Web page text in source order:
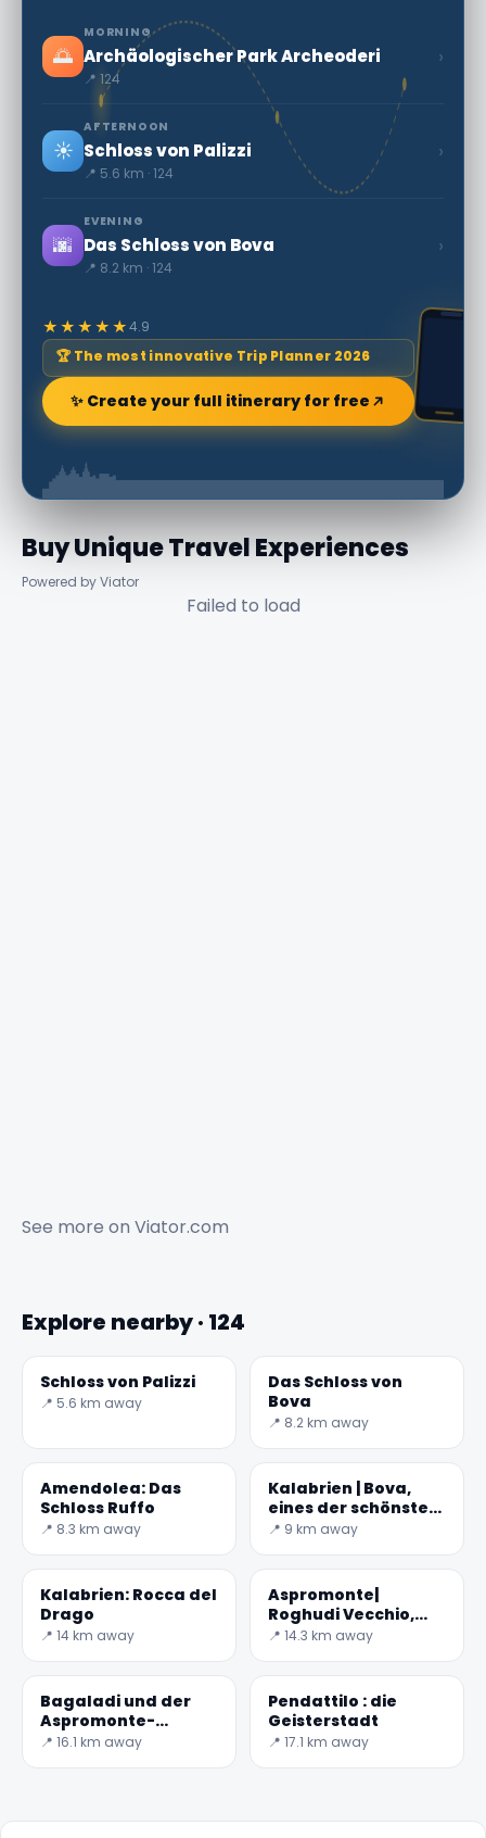
🌅
MORNING
Archäologischer Park Archeoderi
📍 124
›
☀️
AFTERNOON
Schloss von Palizzi
📍 5.6 km · 124
›
🌆
EVENING
Das Schloss von Bova
📍 8.2 km · 124
›
★★★★★4.9
🏆 The most innovative Trip Planner 2026
✨ Create your full itinerary for free
Buy Unique Travel Experiences
Powered by Viator
Failed to load
See more on Viator.com
Explore nearby · 124
Schloss von Palizzi
📍 5.6 km away
Das Schloss von
Bova
📍 8.2 km away
Amendolea: Das
Schloss Ruffo
📍 8.3 km away
Kalabrien | Bova,
eines der schönsten
Dörfer Italiens
📍 9 km away
Kalabrien: Rocca del
Drago
📍 14 km away
Aspromonte|
Roghudi Vecchio,
das Geisterdorf
📍 14.3 km away
Bagaladi und der
Aspromonte-
Nationalpark
📍 16.1 km away
Pendattilo : die
Geisterstadt
📍 17.1 km away